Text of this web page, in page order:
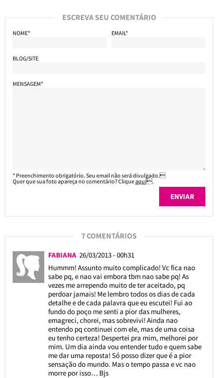
ESCREVA SEU COMENTÁRIO
NOME* EMAIL*
BLOG/SITE
MENSAGEM*
* Preenchimento obrigatório. Seu email não será divulgado.
Quer que sua foto apareça no comentário? Cliqueaqui.
7 COMENTÁRIOS
FABIANA 26/03/2013 - 00h31
Hummm! Assunto muito complicado! Vc fica nao
sabe pq, e nao vai embora tbm nao sabe pq! As
vezes me arrependo muito de ter aceitado, pq
perdoar jamais! Me lembro todos os dias de cada
detalhe e de cada palavra que eu escutei! Fui ao
fundo do poço me senti a pior das mulheres,
emagreci, chorei, mas sobrevivi! Ainda nao
entendo pq continuei com ele, mas de uma coisa
eu tenho certeza! Despertei pra mim, melhorei por
mim. Um dia ainda vou entender tudo e quem sabe
me dar uma reposta! Só posso dizer que é a pior
sensação do mundo. Mas o tempo passa e vc nao
morre por isso… Bjs